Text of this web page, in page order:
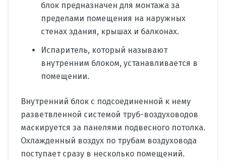
блок предназначен для монтажа за
пределами помещения на наружных
стенах здания, крышах и балконах.
Испаритель, который называют
внутренним блоком, устанавливается в
помещении.
Внутренний блок с подсоединенной к нему
разветвленной системой труб-воздуховодов
маскируется за панелями подвесного потолка.
Охлажденный воздух по трубам воздуховода
поступает сразу в несколько помещений.